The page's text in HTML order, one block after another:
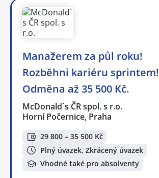
Manažerem za půl roku!
Rozběhni kariéru sprintem!
Odměna až 35 500 Kč.
McDonald`s ČR spol. s r.o.
Horní Počernice, Praha
29 800 – 35 500 Kč
Plný úvazek, Zkrácený úvazek
Vhodné také pro absolventy